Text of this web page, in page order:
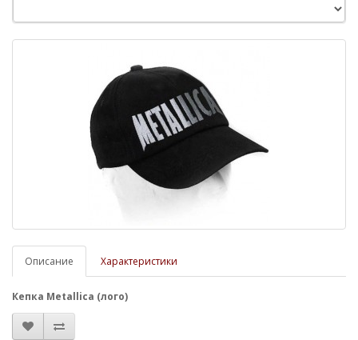
Описание Характеристики
Кепка Metallica (лого)